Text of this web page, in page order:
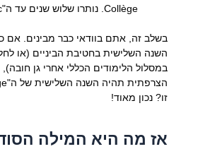
Collège. נותרו שלוש שנים עד ה"Bac".
בשלב זה, אתם בוודאי כבר מבינים. אם
השנה השלישית בחטיבת הביניים (או
במסלול הלימודים הכללי אחרי גן
זו? נכון מאוד!
אז מה היא המילה